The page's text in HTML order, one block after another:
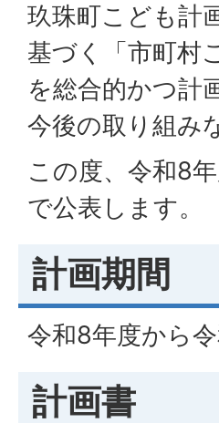
玖珠町こども計
基づく「市町村
を総合的かつ計
今後の取り組み
この度、令和8
で公表します。
計画期間
令和8年度から
計画書